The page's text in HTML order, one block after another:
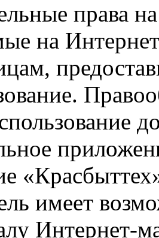
права
на
имеет
Интернет-